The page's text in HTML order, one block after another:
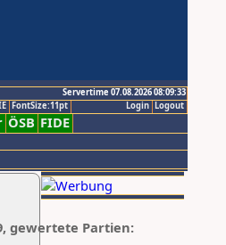
Servertime 07.08.2026 08:09:33
Logout
Login
FontSize:11pt
ÖSB FIDE
gewertete Partien: